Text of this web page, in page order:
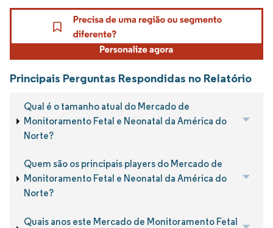
Principais Perguntas Respondidas no Relatório
Qual é o tamanho atual do Mercado de
Monitoramento Fetal e Neonatal da América do
Norte?
Quem são os principais players do Mercado de
Monitoramento Fetal e Neonatal da América do
Norte?
Quais anos este Mercado de Monitoramento Fetal